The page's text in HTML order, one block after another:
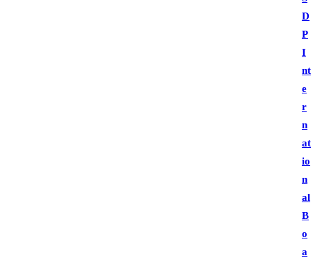
D
P
I
nt
e
r
n
at
io
n
al
B
o
a